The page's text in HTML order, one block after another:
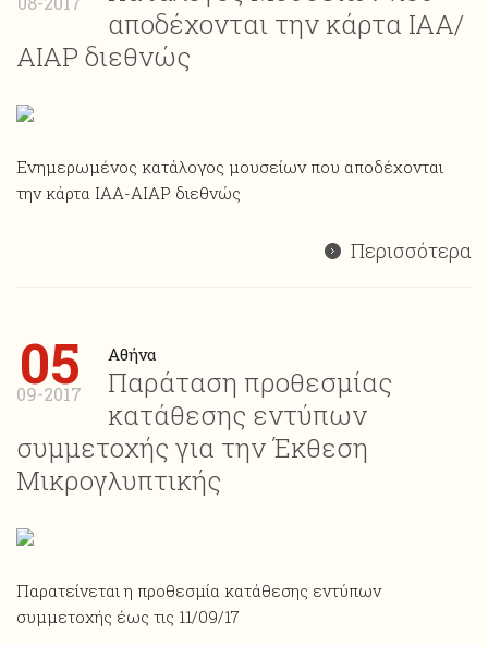
αποδέχονται την κάρτα ΙΑΑ/
ΑΙΑP διεθνώς
Ενημερωμένος κατάλογος μουσείων που αποδέχονται
την κάρτα ΙΑΑ-AIAP διεθνώς
Περισσότερα
05
09-2017
Αθήνα
Παράταση προθεσμίας
κατάθεσης εντύπων
συμμετοχής για την Έκθεση
Μικρογλυπτικής
Παρατείνεται η προθεσμία κατάθεσης εντύπων
συμμετοχής έως τις 11/09/17